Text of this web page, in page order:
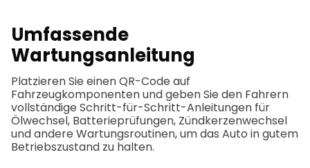
Umfassende
Wartungsanleitung
Platzieren Sie einen QR-Code auf
Fahrzeugkomponenten und geben Sie den Fahrern
vollständige Schritt-für-Schritt-Anleitungen für
Ölwechsel, Batterieprüfungen, Zündkerzenwechsel
und andere Wartungsroutinen, um das Auto in gutem
Betriebszustand zu halten.